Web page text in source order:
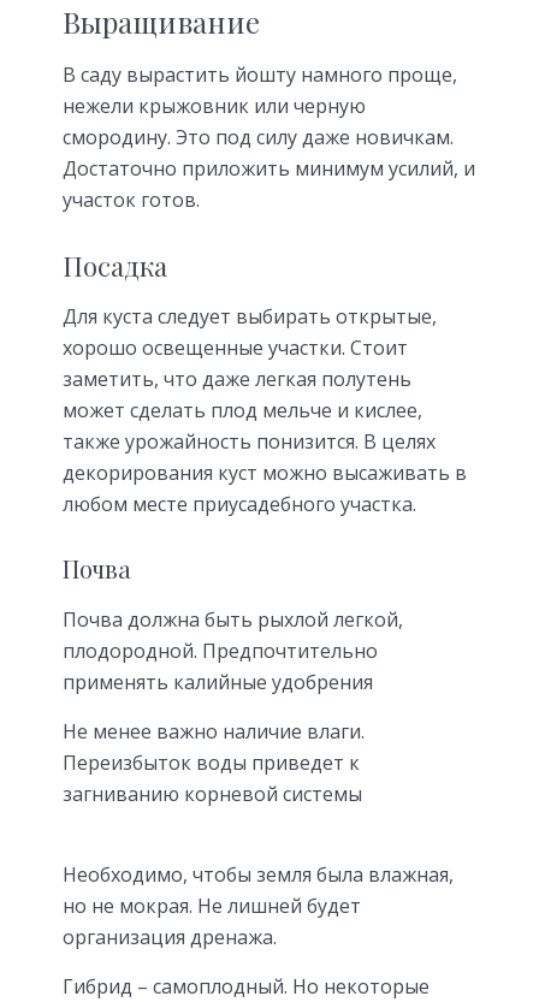
Выращивание
В саду вырастить йошту намного проще,
нежели крыжовник или черную
смородину. Это под силу даже новичкам.
Достаточно приложить минимум усилий, и
участок готов.
Посадка
Для куста следует выбирать открытые,
хорошо освещенные участки. Стоит
заметить, что даже легкая полутень
может сделать плод мельче и кислее,
также урожайность понизится. В целях
декорирования куст можно высаживать в
любом месте приусадебного участка.
Почва
Почва должна быть рыхлой легкой,
плодородной. Предпочтительно
применять калийные удобрения
Не менее важно наличие влаги.
Переизбыток воды приведет к
загниванию корневой системы
Необходимо, чтобы земля была влажная,
но не мокрая. Не лишней будет
организация дренажа.
Гибрид – самоплодный. Но некоторые